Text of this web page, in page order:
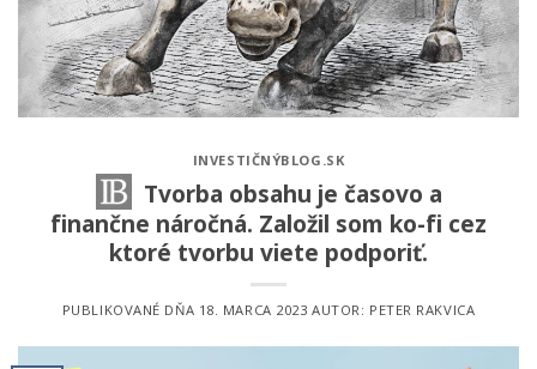
INVESTIČNÝBLOG.SK
Tvorba obsahu je časovo a
finančne náročná. Založil som ko-fi cez
ktoré tvorbu viete podporiť.
PUBLIKOVANÉ DŇA 18. MARCA 2023 AUTOR: PETER RAKVICA